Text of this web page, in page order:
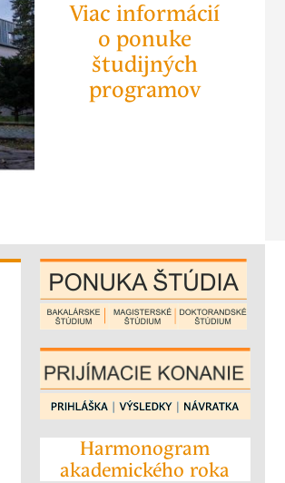
Viac informácií
o ponuke
študijných
programov
Harmonogram
akademického roka